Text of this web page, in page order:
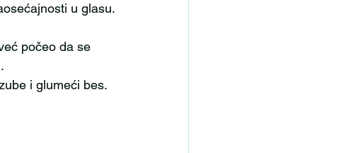
u glasu.
zube i glumeći bes.